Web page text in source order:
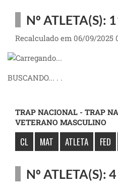
Nº ATLETA(S):
Recalculado em 06/09/2025
BUSCANDO... . .
TRAP NACIONAL - TRAP
VETERANO MASCULINO
CL MAT ATLETA FED
Nº ATLETA(S): 4